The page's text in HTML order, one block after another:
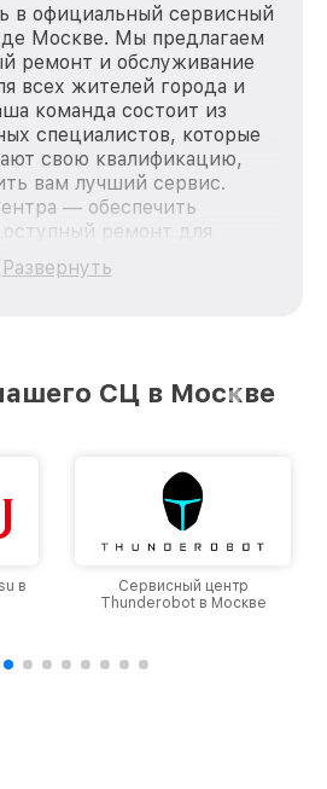
в официальный сервисный
Москве. Мы предлагаем
ремонт и обслуживание
всех жителей города и
команда состоит из
специалистов, которые
свою квалификацию,
вам лучший сервис.
— обеспечить
ремонт для
продукции MSI, вне
поломки. Мы
повышая уровень доверия
Развернуть
СЦ в Москве
в
Сервисный центр
Thunderobot в Москве